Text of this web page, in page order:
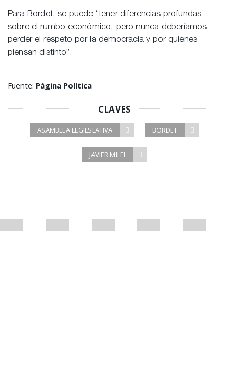
Para Bordet, se puede “tener diferencias profundas
sobre el rumbo económico, pero nunca deberíamos
perder el respeto por la democracia y por quienes
piensan distinto”.
Fuente: Página Política
CLAVES
ASAMBLEA LEGILSLATIVA BORDET
JAVIER MILEI